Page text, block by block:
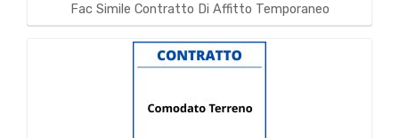
Fac Simile Contratto Di Affitto Temporaneo